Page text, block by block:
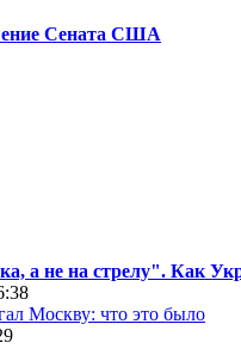
Сената США
а не на стрелу". Как
Москву: что это было